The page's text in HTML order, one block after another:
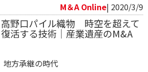
M＆A Online| 2020/3/9
高野口パイル織物 時空を超えて
復活する技術｜産業遺産のM&A
地方承継の時代